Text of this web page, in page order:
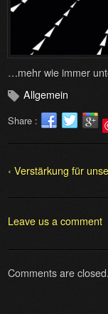
…mehr wie immer
Allgemein
Share :
‹ Verstärkung für
Leave us a comment
Comments are closed.